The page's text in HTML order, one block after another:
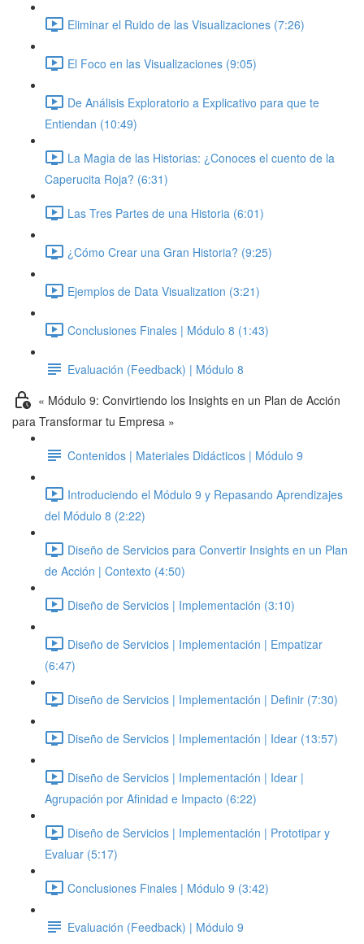
Eliminar el Ruido de las Visualizaciones (7:26)
El Foco en las Visualizaciones (9:05)
De Análisis Exploratorio a Explicativo para que te
Entiendan (10:49)
La Magia de las Historias: ¿Conoces el cuento de la
Caperucita Roja? (6:31)
Las Tres Partes de una Historia (6:01)
¿Cómo Crear una Gran Historia? (9:25)
Ejemplos de Data Visualization (3:21)
Conclusiones Finales | Módulo 8 (1:43)
Evaluación (Feedback) | Módulo 8
« Módulo 9: Convirtiendo los Insights en un Plan de Acción
para Transformar tu Empresa »
Contenidos | Materiales Didácticos | Módulo 9
Introduciendo el Módulo 9 y Repasando Aprendizajes
del Módulo 8 (2:22)
Diseño de Servicios para Convertir Insights en un Plan
de Acción | Contexto (4:50)
Diseño de Servicios | Implementación (3:10)
Diseño de Servicios | Implementación | Empatizar
(6:47)
Diseño de Servicios | Implementación | Definir (7:30)
Diseño de Servicios | Implementación | Idear (13:57)
Diseño de Servicios | Implementación | Idear |
Agrupación por Afinidad e Impacto (6:22)
Diseño de Servicios | Implementación | Prototipar y
Evaluar (5:17)
Conclusiones Finales | Módulo 9 (3:42)
Evaluación (Feedback) | Módulo 9